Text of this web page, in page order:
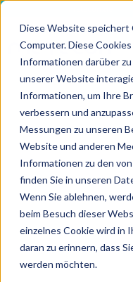
Diese Website speichert
Computer. Diese
Informationen darüber zu
unserer Website
Informationen, um Ihre
verbessern und
Messungen zu unseren
Website und anderen
Informationen zu den
finden Sie in unseren
Wenn Sie ablehnen,
beim Besuch dieser
einzelnes Cookie wird in
daran zu erinnern, dass
werden möchten.
HOME